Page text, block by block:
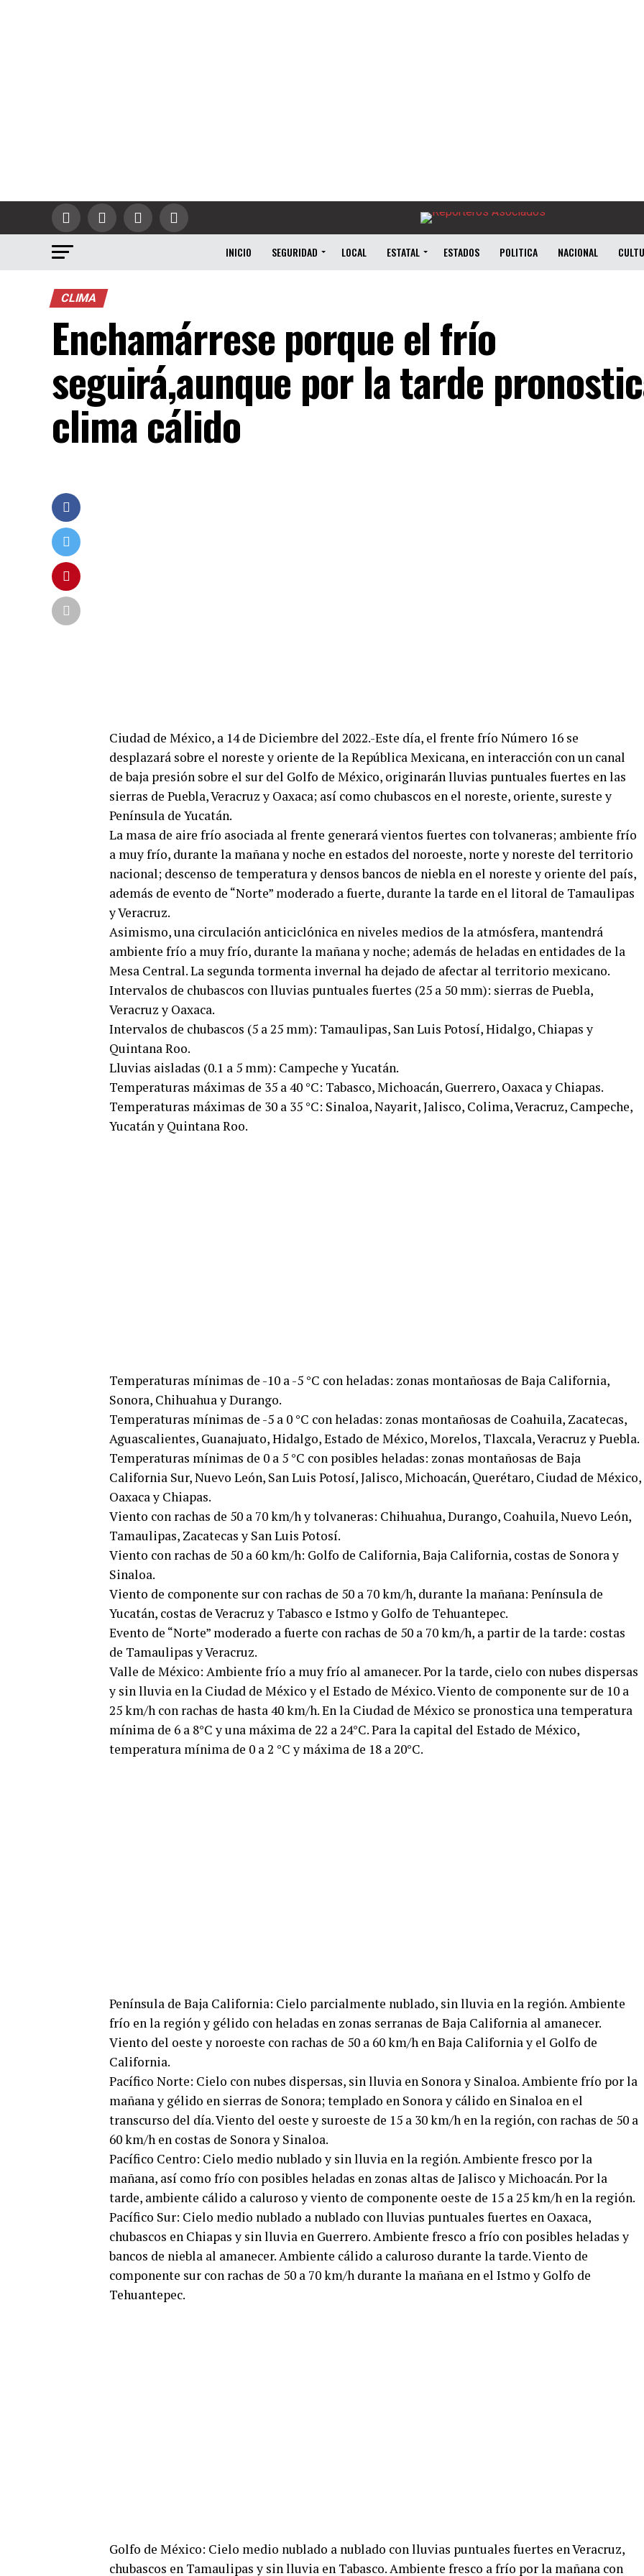
INICIO SEGURIDAD LOCAL ESTATAL ESTADOS POLITICA NACIONAL
CLIMA
Enchamárrese porque el frío
seguirá,aunque por la tarde
clima cálido
Ciudad de México, a 14 de Diciembre del 2022.-Este día, el frente frío Número 16 se
desplazará sobre el noreste y oriente de la República Mexicana, en interacción con un canal
de baja presión sobre el sur del Golfo de México, originarán lluvias puntuales fuertes en las
sierras de Puebla, Veracruz y Oaxaca; así como chubascos en el noreste, oriente, sureste y
Península de Yucatán.
La masa de aire frío asociada al frente generará vientos fuertes con tolvaneras; ambiente frío
a muy frío, durante la mañana y noche en estados del noroeste, norte y noreste del territorio
nacional; descenso de temperatura y densos bancos de niebla en el noreste y oriente del país,
además de evento de “Norte” moderado a fuerte, durante la tarde en el litoral de Tamaulipas
y Veracruz.
Asimismo, una circulación anticiclónica en niveles medios de la atmósfera, mantendrá
ambiente frío a muy frío, durante la mañana y noche; además de heladas en entidades de la
Mesa Central. La segunda tormenta invernal ha dejado de afectar al territorio mexicano.
Intervalos de chubascos con lluvias puntuales fuertes (25 a 50 mm): sierras de Puebla,
Veracruz y Oaxaca.
Intervalos de chubascos (5 a 25 mm): Tamaulipas, San Luis Potosí, Hidalgo, Chiapas y
Quintana Roo.
Lluvias aisladas (0.1 a 5 mm): Campeche y Yucatán.
Temperaturas máximas de 35 a 40 °C: Tabasco, Michoacán, Guerrero, Oaxaca y Chiapas.
Temperaturas máximas de 30 a 35 °C: Sinaloa, Nayarit, Jalisco, Colima, Veracruz, Campeche,
Yucatán y Quintana Roo.
Temperaturas mínimas de -10 a -5 °C con heladas: zonas montañosas de Baja California,
Sonora, Chihuahua y Durango.
Temperaturas mínimas de -5 a 0 °C con heladas: zonas montañosas de Coahuila, Zacatecas,
Aguascalientes, Guanajuato, Hidalgo, Estado de México, Morelos, Tlaxcala, Veracruz y Puebla.
Temperaturas mínimas de 0 a 5 °C con posibles heladas: zonas montañosas de Baja
California Sur, Nuevo León, San Luis Potosí, Jalisco, Michoacán, Querétaro, Ciudad de México,
Oaxaca y Chiapas.
Viento con rachas de 50 a 70 km/h y tolvaneras: Chihuahua, Durango, Coahuila, Nuevo León,
Tamaulipas, Zacatecas y San Luis Potosí.
Viento con rachas de 50 a 60 km/h: Golfo de California, Baja California, costas de Sonora y
Sinaloa.
Viento de componente sur con rachas de 50 a 70 km/h, durante la mañana: Península de
Yucatán, costas de Veracruz y Tabasco e Istmo y Golfo de Tehuantepec.
Evento de “Norte” moderado a fuerte con rachas de 50 a 70 km/h, a partir de la tarde: costas
de Tamaulipas y Veracruz.
Valle de México: Ambiente frío a muy frío al amanecer. Por la tarde, cielo con nubes dispersas
y sin lluvia en la Ciudad de México y el Estado de México. Viento de componente sur de 10 a
25 km/h con rachas de hasta 40 km/h. En la Ciudad de México se pronostica una temperatura
mínima de 6 a 8°C y una máxima de 22 a 24°C. Para la capital del Estado de México,
temperatura mínima de 0 a 2 °C y máxima de 18 a 20°C.
Península de Baja California: Cielo parcialmente nublado, sin lluvia en la región. Ambiente
frío en la región y gélido con heladas en zonas serranas de Baja California al amanecer.
Viento del oeste y noroeste con rachas de 50 a 60 km/h en Baja California y el Golfo de
California.
Pacífico Norte: Cielo con nubes dispersas, sin lluvia en Sonora y Sinaloa. Ambiente frío por la
mañana y gélido en sierras de Sonora; templado en Sonora y cálido en Sinaloa en el
transcurso del día. Viento del oeste y suroeste de 15 a 30 km/h en la región, con rachas de 50 a
60 km/h en costas de Sonora y Sinaloa.
Pacífico Centro: Cielo medio nublado y sin lluvia en la región. Ambiente fresco por la
mañana, así como frío con posibles heladas en zonas altas de Jalisco y Michoacán. Por la
tarde, ambiente cálido a caluroso y viento de componente oeste de 15 a 25 km/h en la región.
Pacífico Sur: Cielo medio nublado a nublado con lluvias puntuales fuertes en Oaxaca,
chubascos en Chiapas y sin lluvia en Guerrero. Ambiente fresco a frío con posibles heladas y
bancos de niebla al amanecer. Ambiente cálido a caluroso durante la tarde. Viento de
componente sur con rachas de 50 a 70 km/h durante la mañana en el Istmo y Golfo de
Tehuantepec.
Golfo de México: Cielo medio nublado a nublado con lluvias puntuales fuertes en Veracruz,
chubascos en Tamaulipas y sin lluvia en Tabasco. Ambiente fresco a frío por la mañana con